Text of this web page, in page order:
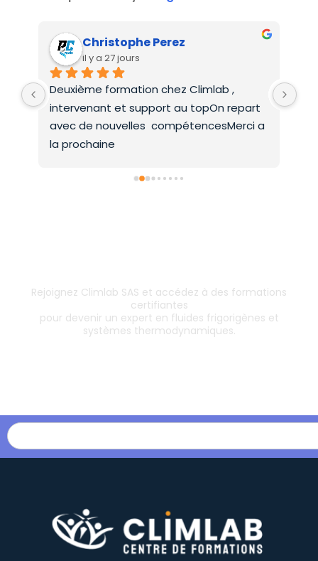
Christophe Perez
il y a 27 jours
Deuxième formation chez Climlab ,
intervenant et support au topOn repart
avec de nouvelles  compétencesMerci a
la prochaine
Rejoignez Climlab SAS et accédez à des formations
certifiantes
pour devenir un expert en fluides frigorigènes et
systèmes thermodynamiques.